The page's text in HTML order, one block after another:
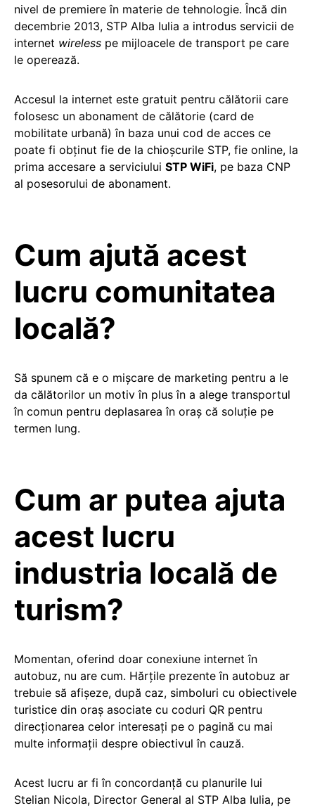
nivel de premiere în materie de tehnologie. Încă din
decembrie 2013, STP Alba Iulia a introdus servicii de
internet wireless pe mijloacele de transport pe care
le operează.
Accesul la internet este gratuit pentru călătorii care
folosesc un abonament de călătorie (card de
mobilitate urbană) în baza unui cod de acces ce
poate fi obţinut fie de la chioșcurile STP, fie online, la
prima accesare a serviciului STP WiFi, pe baza CNP
al posesorului de abonament.
Cum ajută acest
lucru comunitatea
locală?
Să spunem că e o mişcare de marketing pentru a le
da călătorilor un motiv în plus în a alege transportul
în comun pentru deplasarea în oraş că soluţie pe
termen lung.
Cum ar putea ajuta
acest lucru
industria locală de
turism?
Momentan, oferind doar conexiune internet în
autobuz, nu are cum. Hărțile prezente în autobuz ar
trebuie să afișeze, după caz, simboluri cu obiectivele
turistice din oraș asociate cu coduri QR pentru
direcționarea celor interesați pe o pagină cu mai
multe informații despre obiectivul în cauză.
Acest lucru ar fi în concordanță cu planurile lui
Stelian Nicola, Director General al STP Alba Iulia, pe